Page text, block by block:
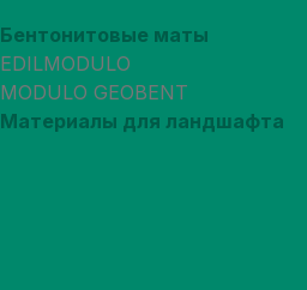
Бентонитовые маты
EDILMODULO
MODULO GEOBENT
Материалы для ландшафта